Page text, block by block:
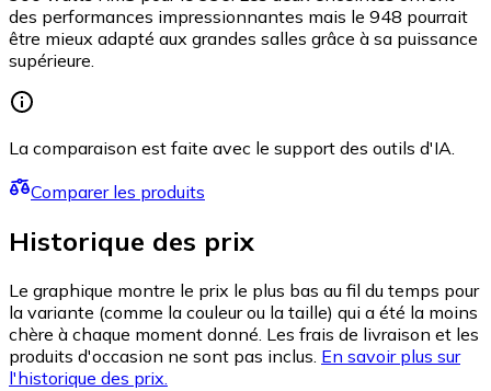
des performances impressionnantes mais le 948 pourrait
être mieux adapté aux grandes salles grâce à sa puissance
supérieure.
La comparaison est faite avec le support des outils d'IA.
Comparer les produits
Historique des prix
Le graphique montre le prix le plus bas au fil du temps pour
la variante (comme la couleur ou la taille) qui a été la moins
chère à chaque moment donné. Les frais de livraison et les
produits d'occasion ne sont pas inclus. En savoir plus sur
l'historique des prix.